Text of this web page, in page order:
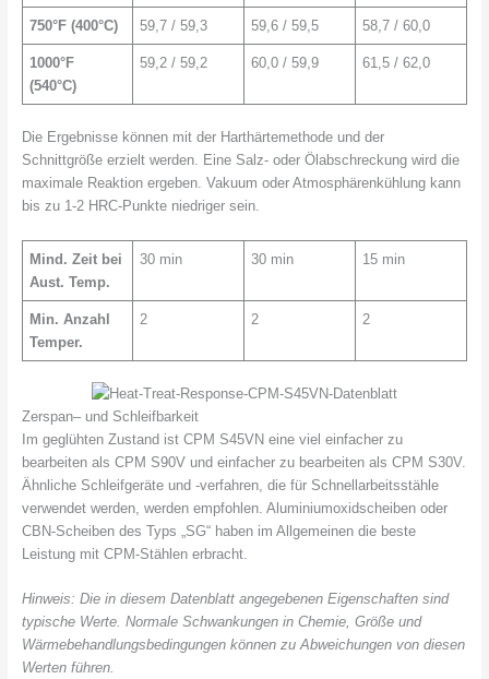
750°F (400°C) 59,7 / 59,3 59,6 / 59,5 58,7 / 60,0
1000°F
(540°C)
59,2 / 59,2 60,0 / 59,9 61,5 / 62,0
Die Ergebnisse können mit der Harthärtemethode und der
Schnittgröße erzielt werden. Eine Salz- oder Ölabschreckung wird die
maximale Reaktion ergeben. Vakuum oder Atmosphärenkühlung kann
bis zu 1-2 HRC-Punkte niedriger sein.
Mind. Zeit bei
Aust. Temp.
30 min 30 min 15 min
Min. Anzahl
Temper.
2 2 2
Zerspan– und Schleifbarkeit
Im geglühten Zustand ist CPM S45VN eine viel einfacher zu
bearbeiten als CPM S90V und einfacher zu bearbeiten als CPM S30V.
Ähnliche Schleifgeräte und -verfahren, die für Schnellarbeitsstähle
verwendet werden, werden empfohlen. Aluminiumoxidscheiben oder
CBN-Scheiben des Typs „SG“ haben im Allgemeinen die beste
Leistung mit CPM-Stählen erbracht.
Hinweis: Die in diesem Datenblatt angegebenen Eigenschaften sind
typische Werte. Normale Schwankungen in Chemie, Größe und
Wärmebehandlungsbedingungen können zu Abweichungen von diesen
Werten führen.